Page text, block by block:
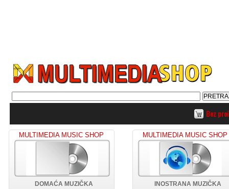
Bez
MULTIMEDIA MUSIC SHOP
DOMAĆA MUZIČKA
MULTIMEDIA MUSIC SHOP
INOSTRANA MUZIČKA